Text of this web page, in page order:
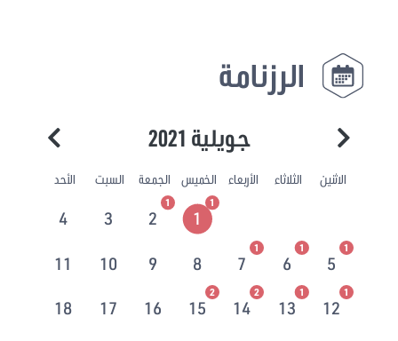
الرزنامة
جويلية 2021
الاثنين الثلاثاء الأربعاء الخميس الجمعة السبت الأحد
1
1
2
1
3
4
5
1
6
1
7
1
8
9
10
11
12
1
13
1
14
2
15
2
16
17
18